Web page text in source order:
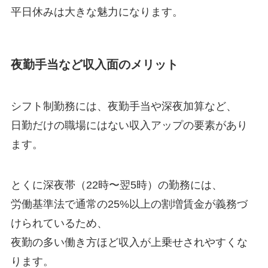
平日休みは大きな魅力になります。
夜勤手当など収入面のメリット
シフト制勤務には、夜勤手当や深夜加算など、
日勤だけの職場にはない収入アップの要素があり
ます。
とくに深夜帯（22時〜翌5時）の勤務には、
労働基準法で通常の25%以上の割増賃金が義務づ
けられているため、
夜勤の多い働き方ほど収入が上乗せされやすくな
ります。